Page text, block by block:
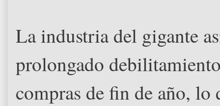
La industria del gigante
prolongado
compras de fin de año, lo